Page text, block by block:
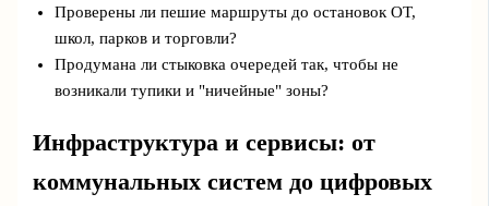
Проверены ли пешие маршруты до остановок ОТ,
школ, парков и торговли?
Продумана ли стыковка очередей так, чтобы не
возникали тупики и "ничейные" зоны?
Инфраструктура и сервисы: от
коммунальных систем до цифровых